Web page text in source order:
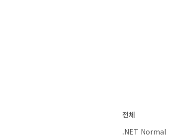
전체
.NET Normal